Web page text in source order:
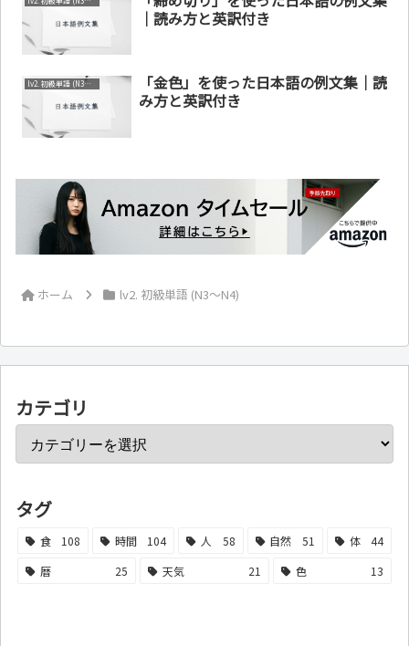
｜読み方と英訳付き
lv2. 初級単語 (N3～N4)
「金色」を使った日本語の例文集｜読
み方と英訳付き
ホーム lv2. 初級単語 (N3～N4)
カテゴリ
タグ
食 108 時間 104 人 58 自然 51 体
44
暦
25 天気 21 色 13